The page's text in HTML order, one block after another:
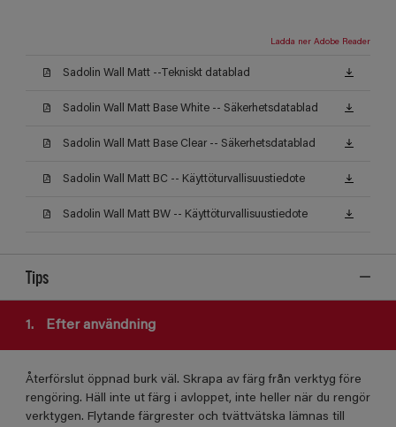
Ladda ner Adobe Reader
Sadolin Wall Matt --Tekniskt datablad
Sadolin Wall Matt Base White -- Säkerhetsdatablad
Sadolin Wall Matt Base Clear -- Säkerhetsdatablad
Sadolin Wall Matt BC -- Käyttöturvallisuustiedote
Sadolin Wall Matt BW -- Käyttöturvallisuustiedote
Tips
1. Efter användning
Återförslut öppnad burk väl. Skrapa av färg från verktyg före
rengöring. Häll inte ut färg i avloppet, inte heller när du rengör
verktygen. Flytande färgrester och tvättvätska lämnas till